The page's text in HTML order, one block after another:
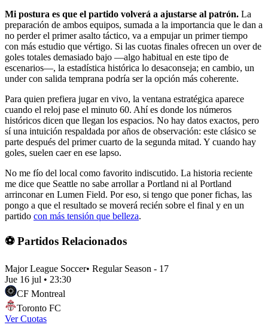
Mi postura es que el partido volverá a ajustarse al patrón. La
preparación de ambos equipos, sumada a la importancia que le dan a
no perder el primer asalto táctico, va a empujar un primer tiempo
con más estudio que vértigo. Si las cuotas finales ofrecen un over de
goles totales demasiado bajo —algo habitual en este tipo de
escenarios—, la estadística histórica lo desaconseja; en cambio, un
under con salida temprana podría ser la opción más coherente.
Para quien prefiera jugar en vivo, la ventana estratégica aparece
cuando el reloj pase el minuto 60. Ahí es donde los números
históricos dicen que llegan los espacios. No hay datos exactos, pero
sí una intuición respaldada por años de observación: este clásico se
parte después del primer cuarto de la segunda mitad. Y cuando hay
goles, suelen caer en ese lapso.
No me fío del local como favorito indiscutido. La historia reciente
me dice que Seattle no sabe arrollar a Portland ni al Portland
arrinconar en Lumen Field. Por eso, si tengo que poner fichas, las
pongo a que el resultado se moverá recién sobre el final y en un
partido con más tensión que belleza.
⚽ Partidos Relacionados
Major League Soccer• Regular Season - 17
Jue 16 jul • 23:30
CF Montreal
Toronto FC
Ver Cuotas